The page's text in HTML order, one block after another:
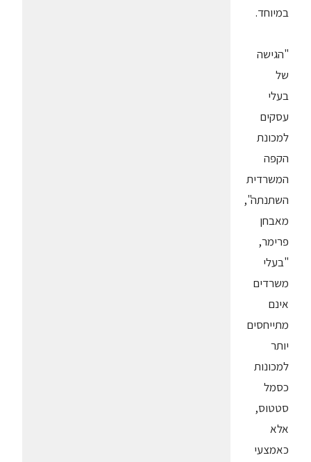
במיוחד.
"הגישה
של
בעלי
עסקים
למכונת
הקפה
המשרדית
השתנתה",
מאבחן
פרימר,
"בעלי
משרדים
אינם
מתייחסים
יותר
למכונות
כסמל
סטטוס,
אלא
כאמצעי